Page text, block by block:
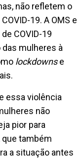
não refletem o
19. A OMS e
COVID-19
mulheres à
lockdownse
essa violência
não
pior para
que também
a situação antes